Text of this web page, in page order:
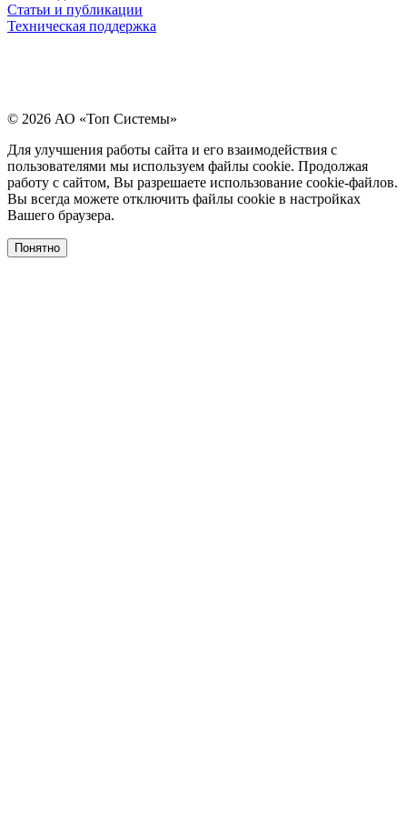
Статьи и публикации
Техническая поддержка
© 2026 АО «Топ Системы»
Для улучшения работы сайта и его взаимодействия с
пользователями мы используем файлы cookie. Продолжая
работу с сайтом, Вы разрешаете использование cookie-файлов.
Вы всегда можете отключить файлы cookie в настройках
Вашего браузера.
Понятно